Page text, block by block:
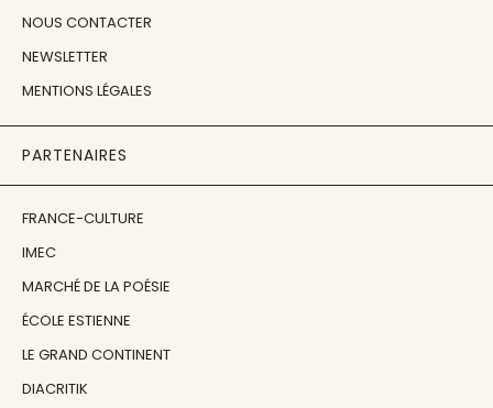
NOUS CONTACTER
NEWSLETTER
MENTIONS LÉGALES
PARTENAIRES
FRANCE-CULTURE
IMEC
MARCHÉ DE LA POÉSIE
ÉCOLE ESTIENNE
LE GRAND CONTINENT
DIACRITIK